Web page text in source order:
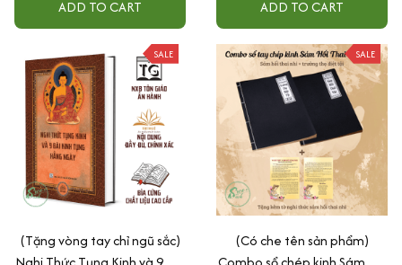
ADD TO CART
ADD TO CART
SALE
(Tặng vòng tay chỉ ngũ sắc)
SALE
(Có che tên sản phẩm)